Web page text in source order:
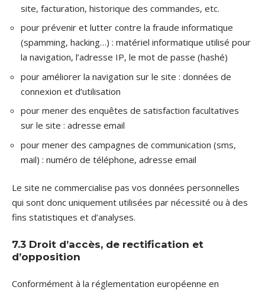
site, facturation, historique des commandes, etc.
pour prévenir et lutter contre la fraude informatique
(spamming, hacking…) : matériel informatique utilisé pour
la navigation, l’adresse IP, le mot de passe (hashé)
pour améliorer la navigation sur le site : données de
connexion et d’utilisation
pour mener des enquêtes de satisfaction facultatives
sur le site : adresse email
pour mener des campagnes de communication (sms,
mail) : numéro de téléphone, adresse email
Le site ne commercialise pas vos données personnelles
qui sont donc uniquement utilisées par nécessité ou à des
fins statistiques et d’analyses.
7.3 Droit d’accès, de rectification et
d’opposition
Conformément à la réglementation européenne en